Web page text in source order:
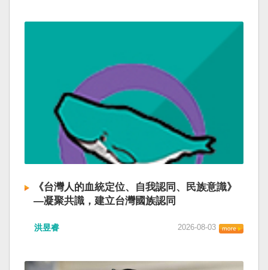
《台灣人的血統定位、自我認同、民族意識》
—凝聚共識，建立台灣國族認同
洪昱睿 2026-08-03